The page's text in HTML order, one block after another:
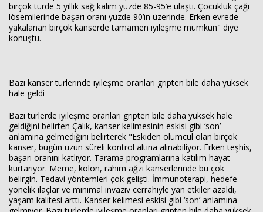
birçok türde 5 yıllık sağ kalım yüzde 85-95’e ulaştı. Çocukluk çağı
lösemilerinde başarı oranı yüzde 90’ın üzerinde. Erken evrede
yakalanan birçok kanserde tamamen iyileşme mümkün" diye
konuştu.
Bazı kanser türlerinde iyileşme oranları gripten bile daha yüksek
hale geldi
Bazı türlerde iyileşme oranları gripten bile daha yüksek hale
geldiğini belirten Çalık, kanser kelimesinin eskisi gibi ‘son’
anlamına gelmediğini belirterek "Eskiden ölümcül olan birçok
kanser, bugün uzun süreli kontrol altına alınabiliyor. Erken teşhis,
başarı oranını katlıyor. Tarama programlarına katılım hayat
kurtarıyor. Meme, kolon, rahim ağzı kanserlerinde bu çok
belirgin. Tedavi yöntemleri çok gelişti. İmmünoterapi, hedefe
yönelik ilaçlar ve minimal invaziv cerrahiyle yan etkiler azaldı,
yaşam kalitesi arttı. Kanser kelimesi eskisi gibi ‘son’ anlamına